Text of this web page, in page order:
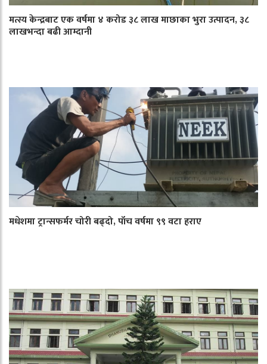
मत्स्य केन्द्रबाट एक वर्षमा ४ करोड ३८ लाख माछाका भुरा उत्पादन, ३८
लाखभन्दा बढी आम्दानी
मधेशमा ट्रान्सफर्मर चोरी बढ्दो, पाँच वर्षमा ९९ वटा हराए